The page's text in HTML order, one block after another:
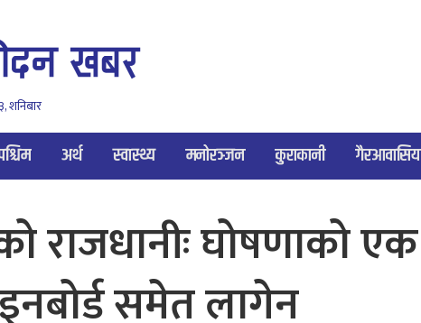
शनिबार
अर्थ स्वास्थ्य मनोरञ्जन कुराकानी गैरआवासिय
राजधानीः घोषणाको एक
समेत लागेन